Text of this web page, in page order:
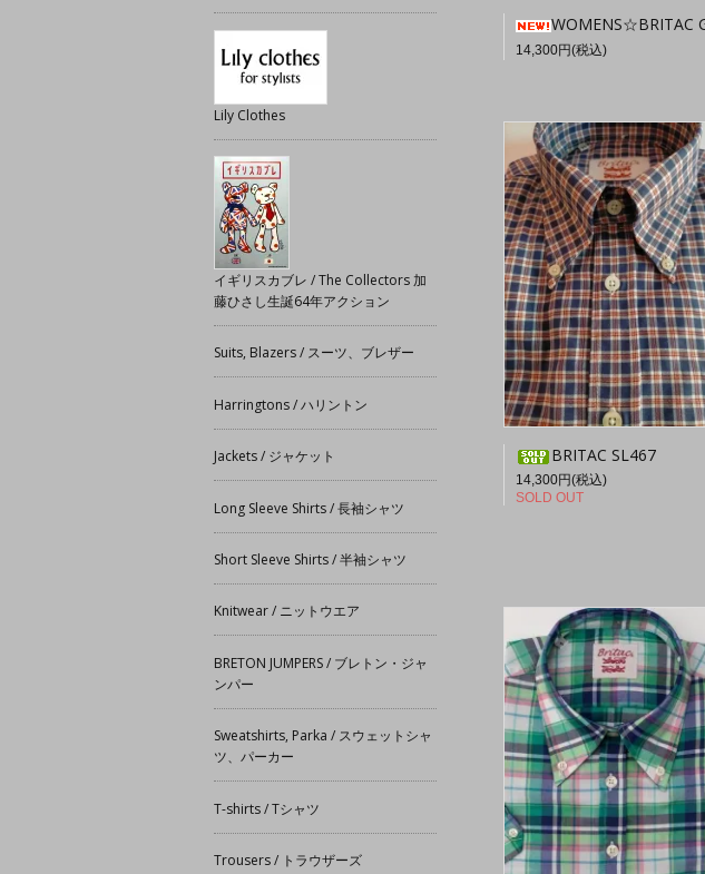
WOMENS☆BRITAC Girl
14,300円(税込)
BRITAC SL467
14,300円(税込)
SOLD OUT
Lily Clothes
イギリスカブレ / The Collectors 加
藤ひさし生誕64年アクション
Suits, Blazers / スーツ、ブレザー
Harringtons / ハリントン
Jackets / ジャケット
Long Sleeve Shirts / 長袖シャツ
Short Sleeve Shirts / 半袖シャツ
Knitwear / ニットウエア
BRETON JUMPERS / ブレトン・ジャ
ンパー
Sweatshirts, Parka / スウェットシャ
ツ、パーカー
T-shirts / Tシャツ
Trousers / トラウザーズ